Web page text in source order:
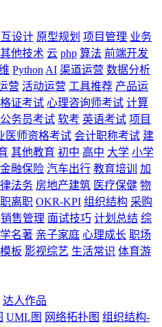
设计 原型规划 项目管理 业务
其他技术 云 php 算法 前端开发
Python AI 渠道运营 数据分析
营 活动运营 工具推荐 产品运
证考试 心理咨询师考试 计算
公务员考试 软考 英语考试 项目
医师资格考试 会计职称考试 建
其他教育 初中 高中 大学 小学
金融保险 汽车出行 教育培训
加
法务 房地产建筑 医疗保健 物
离职 OKR-KPI 组织结构 采购
销售管理 面试技巧 计划总结 综
名著 亲子家庭 心理成长 职场
板 影视综艺 生活常识 体育游
达人作品
UML图 网络拓扑图 组织结构-